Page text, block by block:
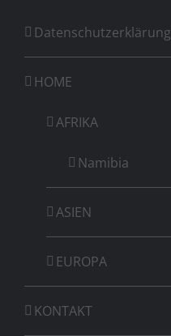
Datenschutzerklärung
HOME
AFRIKA
Namibia
ASIEN
EUROPA
KONTAKT